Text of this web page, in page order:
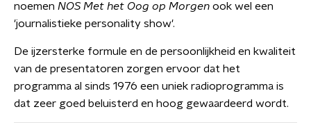
noemen NOS Met het Oog op Morgen ook wel een
'journalistieke personality show'.
De ijzersterke formule en de persoonlijkheid en kwaliteit
van de presentatoren zorgen ervoor dat het
programma al sinds 1976 een uniek radioprogramma is
dat zeer goed beluisterd en hoog gewaardeerd wordt.